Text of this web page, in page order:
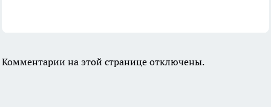
Комментарии на этой странице отключены.